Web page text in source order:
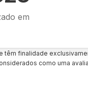
em
têm finalidade
como uma